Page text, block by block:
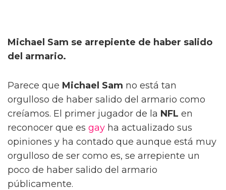
Michael Sam se arrepiente de haber salido
del armario.
Parece que Michael Sam no está tan
orgulloso de haber salido del armario como
creíamos. El primer jugador de la NFL en
reconocer que es gay ha actualizado sus
opiniones y ha contado que aunque está muy
orgulloso de ser como es, se arrepiente un
poco de haber salido del armario
públicamente.